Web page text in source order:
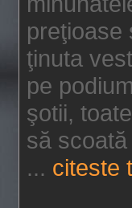
preţioase
ţinuta
pe
şotii,
să
... citeste